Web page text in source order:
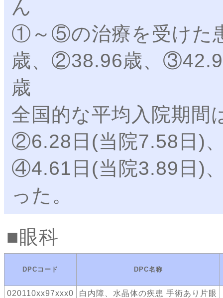
ん
①～⑤の治療を受けた
歳、②38.96歳、
歳
全国的な平均入院期
②6.28日(当院7.58日)
④4.61日(当院3.89日)
った。
眼科
DPCコード DPC名称
020110xx97xxx0 白内障、水晶体の疾患 手術あり片眼